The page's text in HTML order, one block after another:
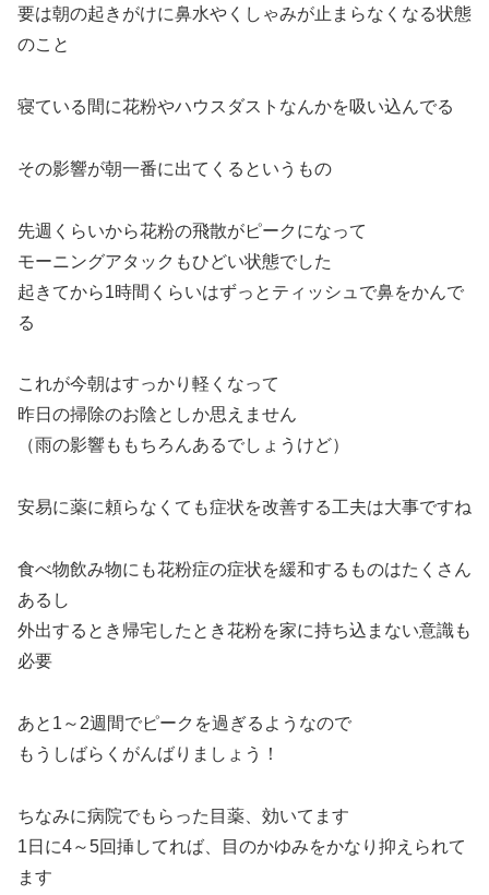
要は朝の起きがけに鼻水やくしゃみが止まらなくなる状態
のこと
寝ている間に花粉やハウスダストなんかを吸い込んでる
その影響が朝一番に出てくるというもの
先週くらいから花粉の飛散がピークになって
モーニングアタックもひどい状態でした
起きてから1時間くらいはずっとティッシュで鼻をかんで
る
これが今朝はすっかり軽くなって
昨日の掃除のお陰としか思えません
（雨の影響ももちろんあるでしょうけど）
安易に薬に頼らなくても症状を改善する工夫は大事ですね
食べ物飲み物にも花粉症の症状を緩和するものはたくさん
あるし
外出するとき帰宅したとき花粉を家に持ち込まない意識も
必要
あと1～2週間でピークを過ぎるようなので
もうしばらくがんばりましょう！
ちなみに病院でもらった目薬、効いてます
1日に4～5回挿してれば、目のかゆみをかなり抑えられて
ます